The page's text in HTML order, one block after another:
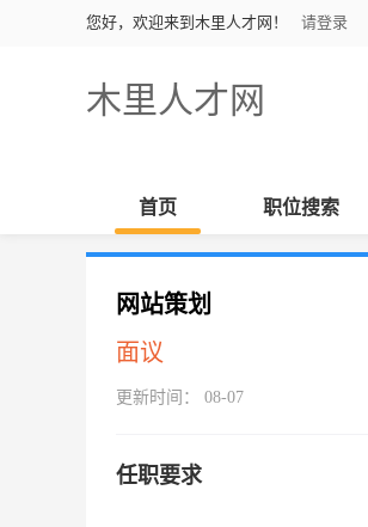
您好，欢迎来到木里人才网！ 请登录
木里人才网
首页 职位搜索
网站策划
面议
更新时间： 08-07
任职要求